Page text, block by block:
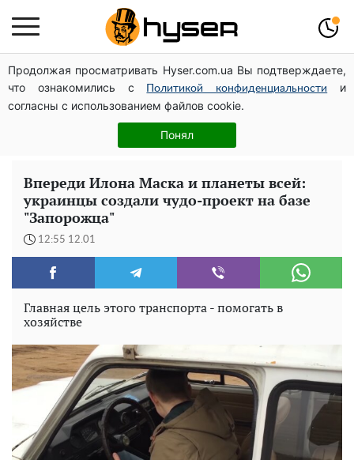
Продолжая просматривать Hyser.com.ua Вы подтверждаете,
что ознакомились с
Политикой конфиденциальности
и
согласны с использованием файлов cookie.
Понял
Павел Прудников и его удивительная карьера от
актера в российском театре до номинанта в
руководители Федерации профсоюзов
Елена Тополя слив видео – это далеко не все:
фронтмен "Антитела" Тарас Тополя стал следующим
Впереди Илона Маска и планеты всей:
украинцы создали чудо-проект на базе
"Запорожца"
12:55 12.01
Главная цель этого транспорта - помогать в
хозяйстве